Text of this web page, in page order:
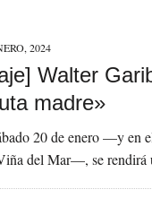
2024
Walter
madre»
20 de enero —y en
del Mar—, se rendirá